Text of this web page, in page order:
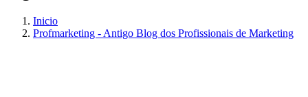
Inicio
Profmarketing - Antigo Blog dos Profissionais de Marketing